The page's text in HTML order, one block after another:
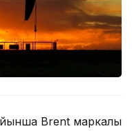
Brent маркалы